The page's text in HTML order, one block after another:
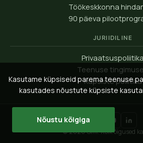
Töökeskkonna
90 päeva
JURIIDILINE
Privaatsuspoliitika
Teenuse
Küpsiste poliitika
© 2026 Siffi. Kõik õigused
Kasutame küpsiseid parema teenuse
kasutades nõustute küpsiste
Nõustu kõigiga